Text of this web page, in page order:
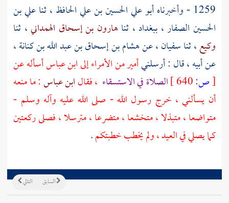
1259 - وأخبرناه أبو علي الحسين بن علي الحافظ ، ثناعلي بن
الحسين الصفار، ببغداد، ثناهارون بن إسحاق الهمداني، ثنا
وكيع، ثناسفيان، عنهشام بن إسحاق بن عبد الله بن كنانة،
عن أبيه ، قال : أرسلنيأمير من الأمراء إلى ابن عباس أسأله عن
[ص: الصلاة في الاستسقاء ، فقالابن عباس: ما منعه
أن يسألني ، خرج رسول الله - صلى الله عليه وآله وسلم -
متواضعا ، متبذلا ، متخشعا ، متضرعا ، مترسلا ، فصلى ركعتين
كما يصلي في العيد ، ولم يخطب خطبتكم.
التالي السابق